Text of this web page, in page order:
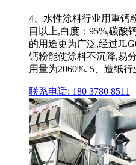
4、水性涂料行业用重钙
目以上,白度：95%,碳酸
的用途更为广泛,经过
钙粉能使涂料不沉降,易
用量为2060%. 5、造纸行
联系电话: 180 3780 8511